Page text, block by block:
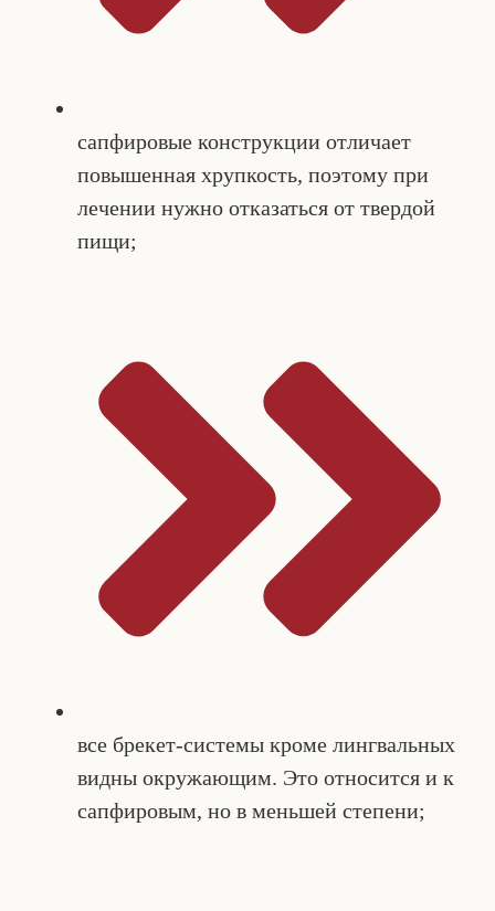
сапфировые конструкции отличает
повышенная хрупкость, поэтому при
лечении нужно отказаться от твердой
пищи;
все брекет-системы кроме лингвальных
видны окружающим. Это относится и к
сапфировым, но в меньшей степени;